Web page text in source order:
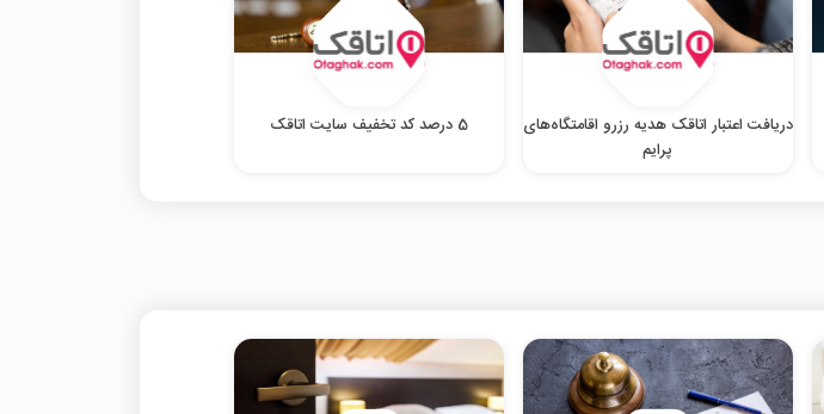
دریافت اعتبار اتاقک هدیه رزرو اقامتگاه‌های
پرایم
5 درصد کد تخفیف سایت اتاقک